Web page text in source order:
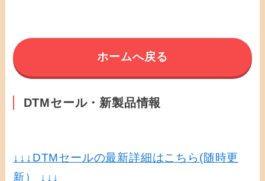
ホームへ戻る
DTMセール・新製品情報
↓↓↓ DTMセールの最新詳細はこちら(随時更
新） ↓↓↓